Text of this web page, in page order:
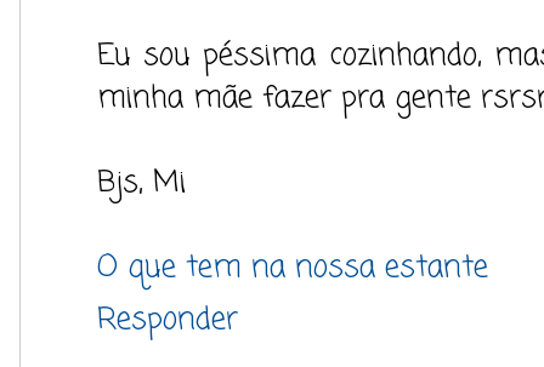
Eu sou péssima cozinhando,
minha mãe fazer pra gente
Bjs, Mi
O que tem na nossa estante
Responder